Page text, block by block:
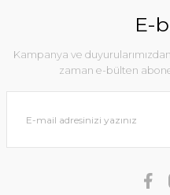
E-
Kampanya ve
zaman e-bülten